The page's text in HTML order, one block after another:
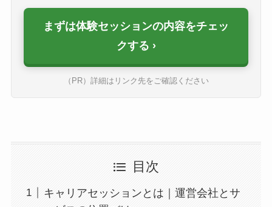
まずは体験セッションの内容をチェッ
クする
（PR）詳細はリンク先をご確認ください
目次
キャリアセッションとは｜運営会社とサ